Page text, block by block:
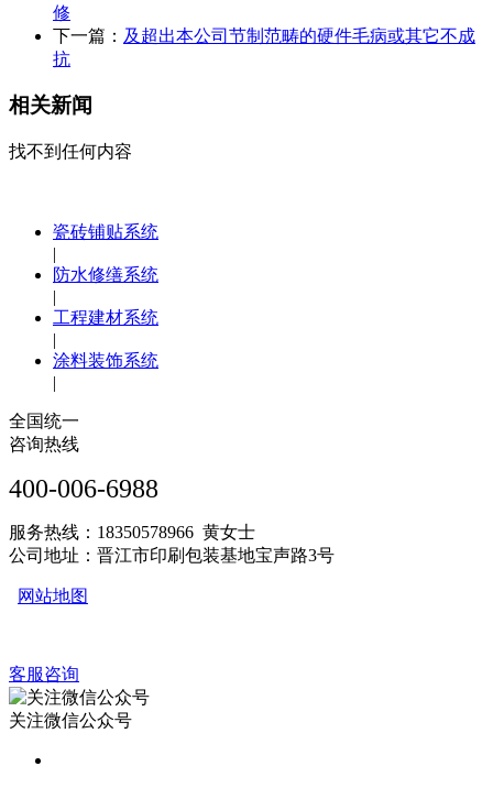
修
下一篇： 及超出本公司节制范畴的硬件毛病或其它不成
抗
相关新闻
找不到任何内容
瓷砖铺贴系统
|
防水修缮系统
|
工程建材系统
|
涂料装饰系统
|
全国统一
咨询热线
400-006-6988
服务热线：18350578966 黄女士
公司地址：晋江市印刷包装基地宝声路3号
网站地图
客服咨询
关注微信公众号